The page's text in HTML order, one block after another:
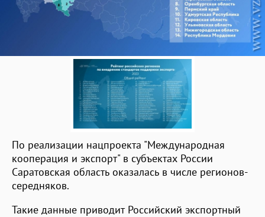
По реализации нацпроекта "Международная
кооперация и экспорт" в субъектах России
Саратовская область оказалась в числе регионов-
середняков.
Такие данные приводит Российский экспортный